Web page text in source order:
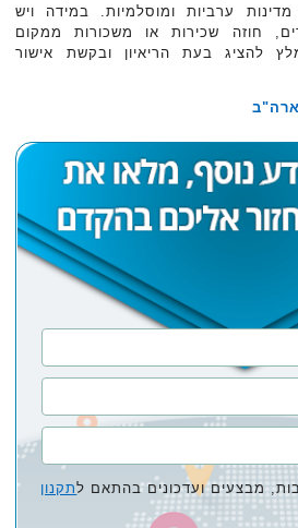
מדינות ערביות ומוסלמיות. במידה ויש
חוזה שכירות או משכורות ממקום
להציג בעת הריאיון ובקשת אישור
מבצעים ועדכונים בהתאם לתקנון